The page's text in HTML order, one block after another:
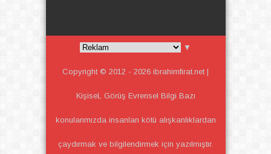
▼
Copyright © 2012 - 2026 ibrahimfirat.net |
KişiseL Görüş Evrensel Bilgi Bazı
konularımızda insanları kötü alışkanlıklardan
çaydırmak ve bilgilendirmek için yazılmıştır.